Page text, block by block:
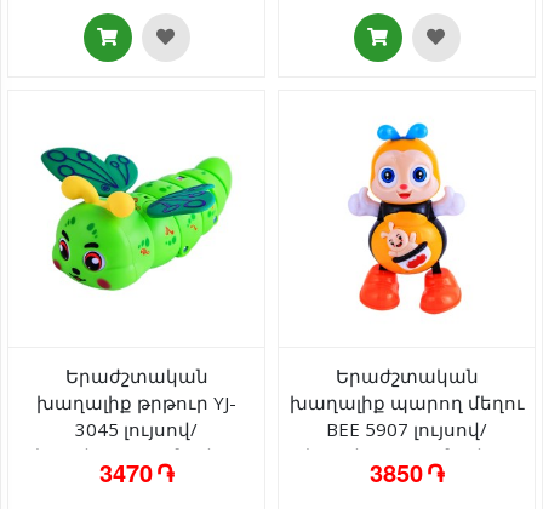
Երաժշտական
խաղալիք թրթուր YJ-
3045 լույսով/
երաժշտությունով 3+
3470 ֏
Երաժշտական
խաղալիք պարող մեղու
BEE 5907 լույսով/
երաժշտությունով 3+
3850 ֏